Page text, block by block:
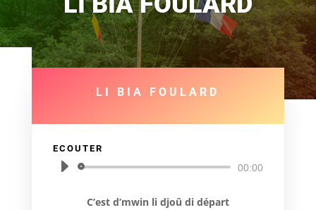
LI BIA FOULARD
ECOUTER
Lecteur
00:00
C’est d’mwin li djoû di départ